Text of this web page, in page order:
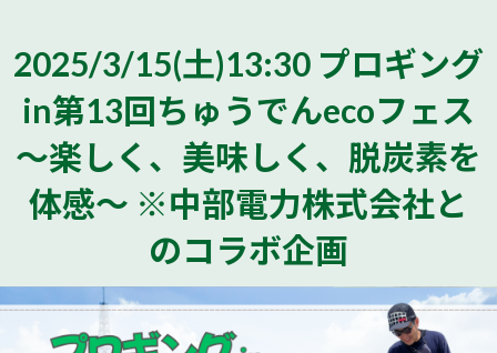
2025/3/15(土)13:30 プロギング
in第13回ちゅうでんecoフェス
～楽しく、美味しく、脱炭素を
体感～ ※中部電力株式会社と
のコラボ企画